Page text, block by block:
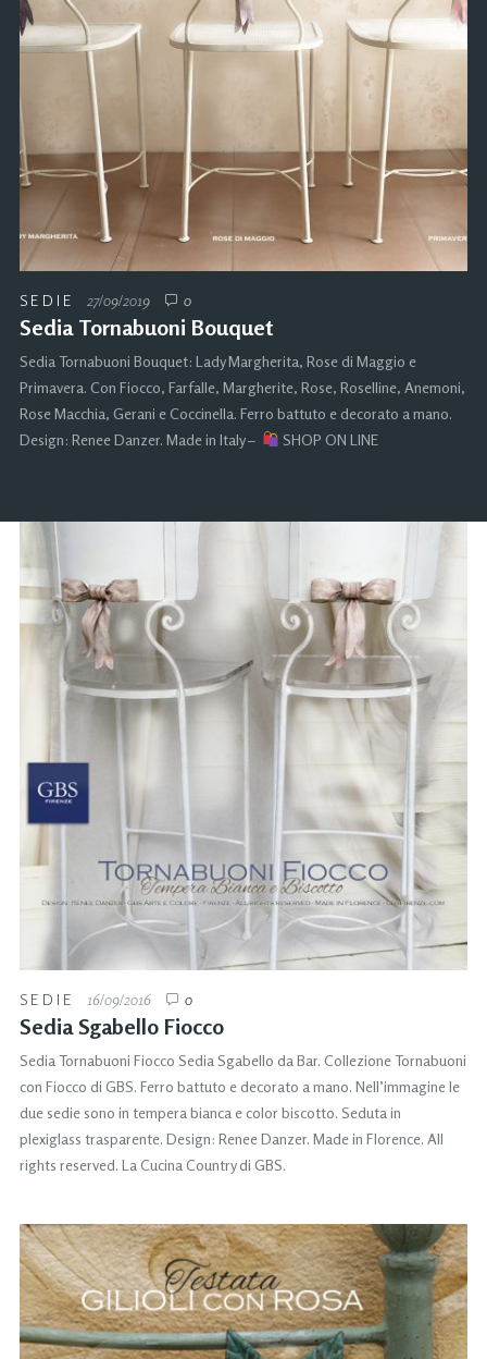
SEDIE 27/09/2019 0
Sedia Tornabuoni Bouquet
Sedia Tornabuoni Bouquet: Lady Margherita, Rose di Maggio e
Primavera. Con Fiocco, Farfalle, Margherite, Rose, Roselline, Anemoni,
Rose Macchia, Gerani e Coccinella. Ferro battuto e decorato a mano.
Design: Renee Danzer. Made in Italy –
SHOP ON LINE
SEDIE 16/09/2016 0
Sedia Sgabello Fiocco
Sedia Tornabuoni Fiocco Sedia Sgabello da Bar. Collezione Tornabuoni
con Fiocco di GBS. Ferro battuto e decorato a mano. Nell’immagine le
due sedie sono in tempera bianca e color biscotto. Seduta in
plexiglass trasparente. Design: Renee Danzer. Made in Florence. All
rights reserved. La Cucina Country di GBS.